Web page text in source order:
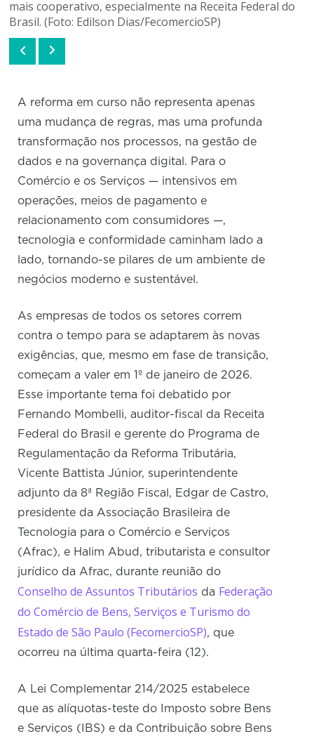
mais cooperativo, especialmente na Receita Federal do
Brasil. (Foto: Edilson Dias/FecomercioSP)
A reforma em curso não representa apenas
uma mudança de regras, mas uma profunda
transformação nos processos, na gestão de
dados e na governança digital. Para o
Comércio e os Serviços — intensivos em
operações, meios de pagamento e
relacionamento com consumidores —,
tecnologia e conformidade caminham lado a
lado, tornando-se pilares de um ambiente de
negócios moderno e sustentável.
As empresas de todos os setores correm
contra o tempo para se adaptarem às novas
exigências, que, mesmo em fase de transição,
começam a valer em 1º de janeiro de 2026.
Esse importante tema foi debatido por
Fernando Mombelli, auditor-fiscal da Receita
Federal do Brasil e gerente do Programa de
Regulamentação da Reforma Tributária,
Vicente Battista Júnior, superintendente
adjunto da 8ª Região Fiscal, Edgar de Castro,
presidente da Associação Brasileira de
Tecnologia para o Comércio e Serviços
(Afrac), e Halim Abud, tributarista e consultor
jurídico da Afrac, durante reunião do
Conselho de Assuntos Tributários da Federação
do Comércio de Bens, Serviços e Turismo do
Estado de São Paulo (FecomercioSP), que
ocorreu na última quarta-feira (12).
A Lei Complementar 214/2025 estabelece
que as alíquotas-teste do Imposto sobre Bens
e Serviços (IBS) e da Contribuição sobre Bens